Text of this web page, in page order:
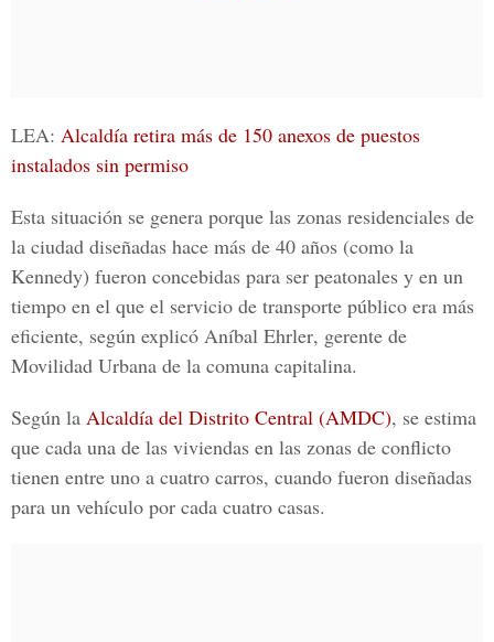
LEA: Alcaldía retira más de 150 anexos de puestos
instalados sin permiso
Esta situación se genera porque las zonas residenciales de
la ciudad diseñadas hace más de 40 años (como la
Kennedy) fueron concebidas para ser peatonales y en un
tiempo en el que el servicio de transporte público era más
eficiente, según explicó Aníbal Ehrler, gerente de
Movilidad Urbana de la comuna capitalina.
Según la Alcaldía del Distrito Central (AMDC), se estima
que cada una de las viviendas en las zonas de conflicto
tienen entre uno a cuatro carros, cuando fueron diseñadas
para un vehículo por cada cuatro casas.